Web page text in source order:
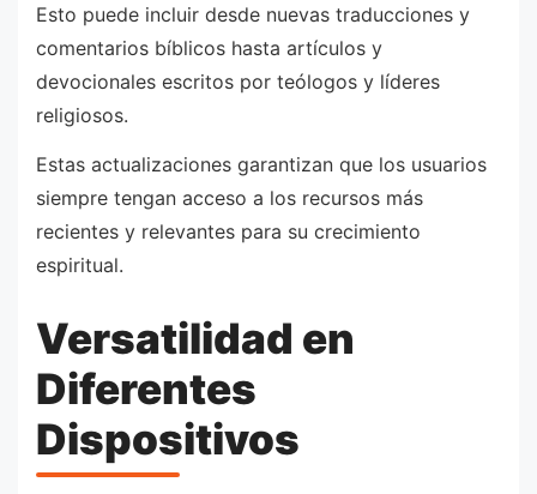
Esto puede incluir desde nuevas traducciones y
comentarios bíblicos hasta artículos y
devocionales escritos por teólogos y líderes
religiosos.
Estas actualizaciones garantizan que los usuarios
siempre tengan acceso a los recursos más
recientes y relevantes para su crecimiento
espiritual.
Versatilidad en
Diferentes
Dispositivos